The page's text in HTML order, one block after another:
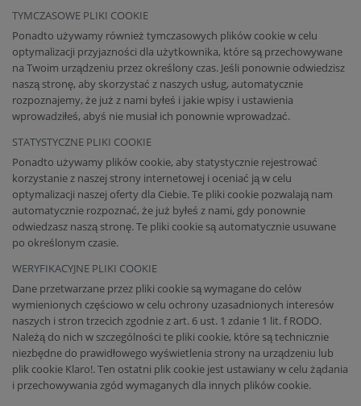
TYMCZASOWE PLIKI COOKIE
Ponadto używamy również tymczasowych plików cookie w celu
optymalizacji przyjazności dla użytkownika, które są przechowywane
na Twoim urządzeniu przez określony czas. Jeśli ponownie odwiedzisz
naszą stronę, aby skorzystać z naszych usług, automatycznie
rozpoznajemy, że już z nami byłeś i jakie wpisy i ustawienia
wprowadziłeś, abyś nie musiał ich ponownie wprowadzać.
STATYSTYCZNE PLIKI COOKIE
Ponadto używamy plików cookie, aby statystycznie rejestrować
korzystanie z naszej strony internetowej i oceniać ją w celu
optymalizacji naszej oferty dla Ciebie. Te pliki cookie pozwalają nam
automatycznie rozpoznać, że już byłeś z nami, gdy ponownie
odwiedzasz naszą stronę. Te pliki cookie są automatycznie usuwane
po określonym czasie.
WERYFIKACYJNE PLIKI COOKIE
Dane przetwarzane przez pliki cookie są wymagane do celów
wymienionych częściowo w celu ochrony uzasadnionych interesów
naszych i stron trzecich zgodnie z art. 6 ust. 1 zdanie 1 lit. f RODO.
Należą do nich w szczególności te pliki cookie, które są technicznie
niezbędne do prawidłowego wyświetlenia strony na urządzeniu lub
plik cookie Klaro!. Ten ostatni plik cookie jest ustawiany w celu żądania
i przechowywania zgód wymaganych dla innych plików cookie.